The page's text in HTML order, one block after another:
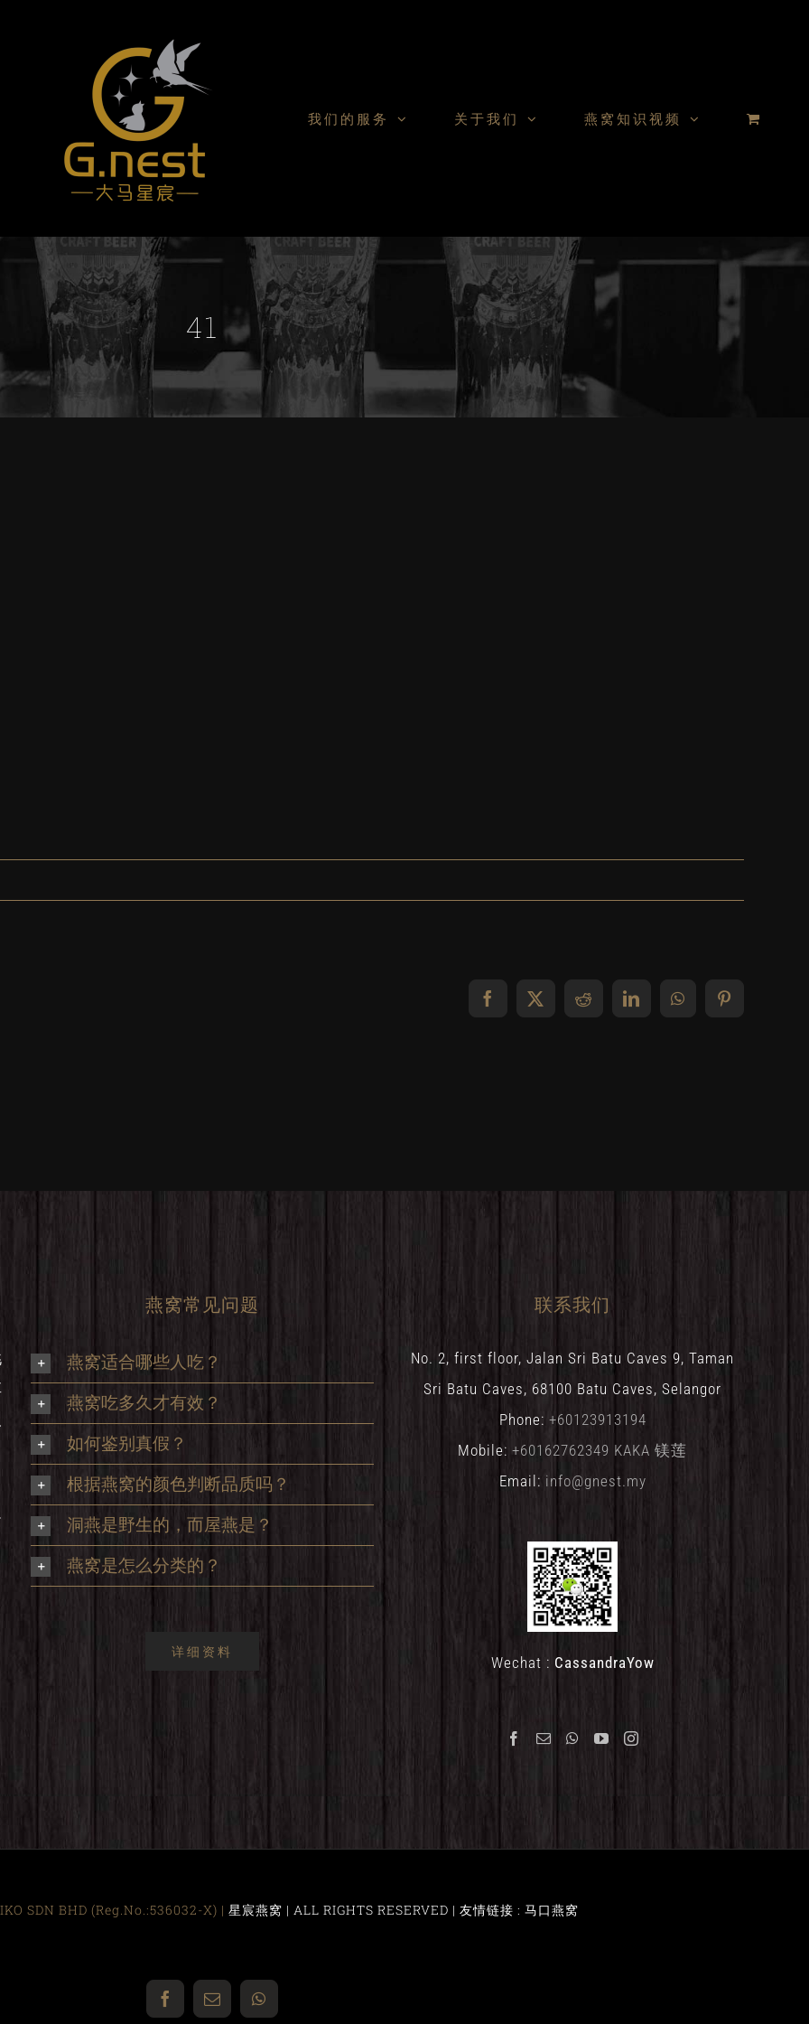
我们的服务 关于我们 燕窝知识视频
41
Facebook
X RedditLinkedInWhatsAppPinterest
燕窝常见问题
燕窝适合哪些人吃？
燕窝吃多久才有效？
如何鉴别真假？
根据燕窝的颜色判断品质吗？
洞燕是野生的，而屋燕是？
燕窝是怎么分类的？
详细资料
联系我们
No. 2, first floor, Jalan Sri Batu Caves 9, Taman
Sri Batu Caves, 68100 Batu Caves, Selangor
Phone: +60123913194
Mobile: +60162762349 KAKA 镁莲
Email: info@gnest.my
Wechat : CassandraYow
SDN BHD (Reg.No.:536032-X) | 星宸燕窝 | ALL RIGHTS RESERVED | 友情链接 : 马口燕窝
FacebookEmail WhatsApp